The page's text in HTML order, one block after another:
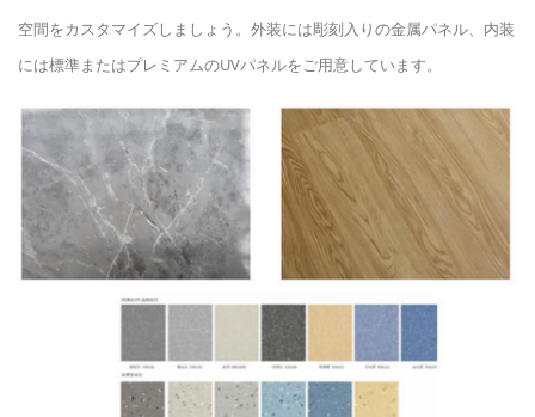
空間をカスタマイズしましょう。外装には彫刻入りの金属パネル、内装
には標準またはプレミアムのUVパネルをご用意しています。